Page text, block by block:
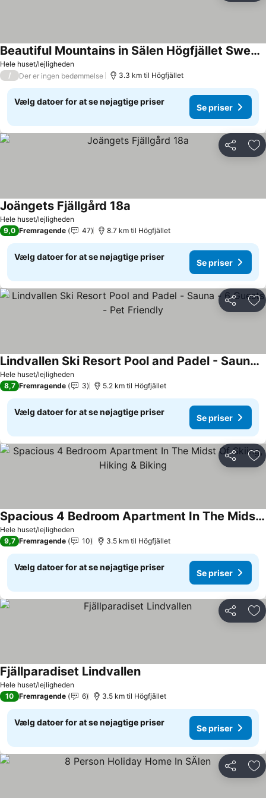
Hele huset/lejligheden
Beautiful Mountains in Sälen Högfjället Sweden
/ Der er ingen bedømmelse 3.3 km til Högfjället
Vælg datoer for at se nøjagtige priser
Se priser
Del
Hele huset/lejligheden
Joängets Fjällgård 18a
9,0 Fremragende 47 8.7 km til Högfjället
Vælg datoer for at se nøjagtige priser
Se priser
Del
Hele huset/lejligheden
Lindvallen Ski Resort Pool and Padel - Sauna - 6 Guests - Pet Friendly
8,7 Fremragende 3 5.2 km til Högfjället
Vælg datoer for at se nøjagtige priser
Se priser
Del
Hele huset/lejligheden
Spacious 4 Bedroom Apartment In The Midst Of Skiing, Hiking & Biking
9,7 Fremragende 10 3.5 km til Högfjället
Vælg datoer for at se nøjagtige priser
Se priser
Del
Hele huset/lejligheden
Fjällparadiset Lindvallen
10 Fremragende 6 3.5 km til Högfjället
Vælg datoer for at se nøjagtige priser
Se priser
Del